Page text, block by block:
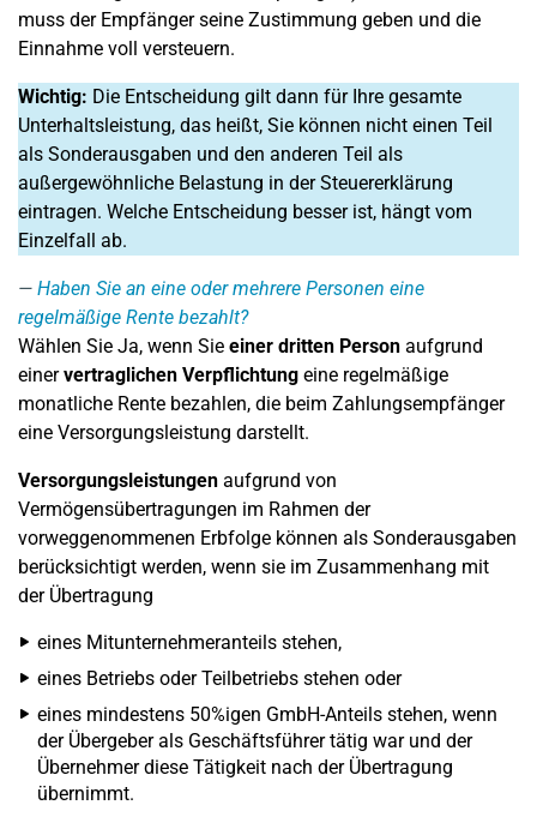
muss der Empfänger seine Zustimmung geben und die
Einnahme voll versteuern.
Wichtig: Die Entscheidung gilt dann für Ihre gesamte
Unterhaltsleistung, das heißt, Sie können nicht einen Teil
als Sonderausgaben und den anderen Teil als
außergewöhnliche Belastung in der Steuererklärung
eintragen. Welche Entscheidung besser ist, hängt vom
Einzelfall ab.
Haben Sie an eine oder mehrere Personen eine
regelmäßige Rente bezahlt?
Wählen Sie Ja, wenn Sie einer dritten Person aufgrund
einervertraglichen Verpflichtung eine regelmäßige
monatliche Rente bezahlen, die beim Zahlungsempfänger
eine Versorgungsleistung darstellt.
Versorgungsleistungen aufgrund von
Vermögensübertragungen im Rahmen der
vorweggenommenen Erbfolge können als Sonderausgaben
berücksichtigt werden, wenn sie im Zusammenhang mit
der Übertragung
eines Mitunternehmeranteils stehen,
eines Betriebs oder Teilbetriebs stehen oder
eines mindestens 50%igen GmbH-Anteils stehen, wenn
der Übergeber als Geschäftsführer tätig war und der
Übernehmer diese Tätigkeit nach der Übertragung
übernimmt.